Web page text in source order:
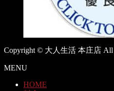
Copyright © 大人生活 本庄店 All
MENU
HOME